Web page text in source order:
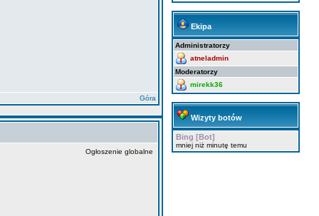
Góra
Ogłoszenie globalne
Ekipa
Administratorzy
atneladmin
Moderatorzy
mirekk36
Wizyty botów
Bing [Bot]
mniej niż minutę temu